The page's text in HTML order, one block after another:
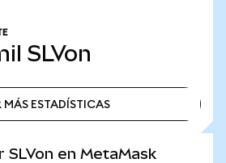
SLVon
MÁS ESTADÍSTICAS
SLVon en MetaMask